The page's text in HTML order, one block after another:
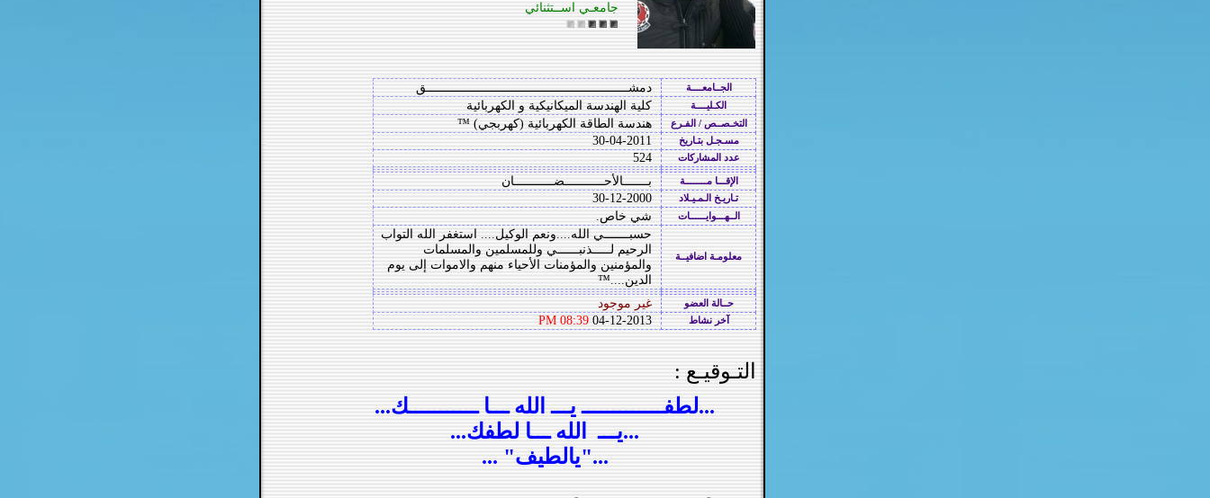
جامعـي اســتثنائي
الجــامعــــة دمشــــــــــــــــــــــــــــــــــــــــــــــــــــــــق
الكـليــــة كلية الهندسة الميكانيكية و الكهربائية
التخـصــص / الفـرع هندسة الطاقة الكهربائية (كهربجي) ™
مسـجـل بتـاريخ 30-04-2011
عدد المشاركات 524
الإقـــا مــــــــة بـــــــالأحـــــــــــضـــــــــــان
تـاريـخ الـمـيـلاد 30-12-2000
الــهـــوايــــــات شي خاص.
معلومـة اضافيــة
حسبـــــــي الله....ونعم الوكيل.... استغفر الله التواب
الرحيم لـــــذنبــــــي وللمسلمين والمسلمات
والمؤمنين والمؤمنات الأحياء منهم والاموات إلى يوم
الدين....™
حــالة العضو غير موجود
آخر نشاط 04-12-2013
08:39 PM
التـوقيـع :
...لطفـــــــــــــ يـــ الله ـــا ـــــــــــك...
...يـــ الله ـــا لطفك...
..."يالطيف" ...